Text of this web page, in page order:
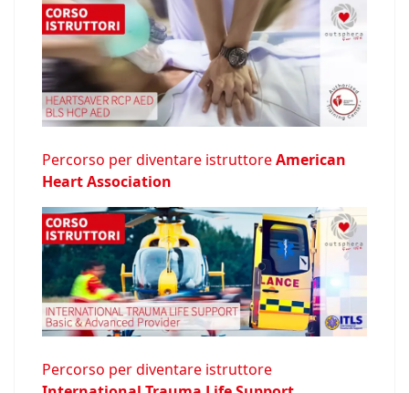
Percorso per diventare istruttoreAmerican
Heart Association
Percorso per diventare istruttore